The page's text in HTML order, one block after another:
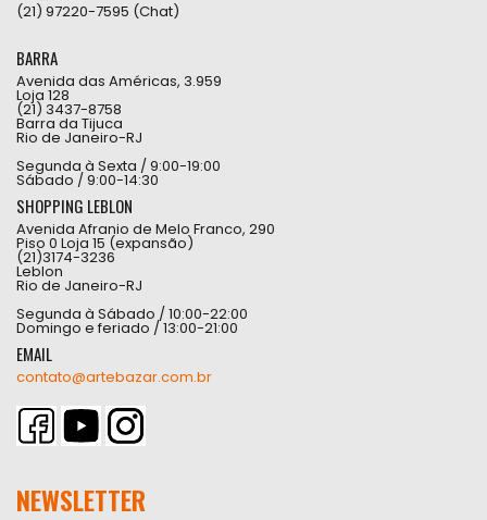
(21) 97220-7595 (Chat)
BARRA
Avenida das Américas, 3.959
Loja 128
(21) 3437-8758
Barra da Tijuca
Rio de Janeiro-RJ
Segunda à Sexta / 9:00-19:00
Sábado / 9:00-14:30
SHOPPING LEBLON
Avenida Afranio de Melo Franco, 290
Piso 0 Loja 15 (expansão)
(21)3174-3236
Leblon
Rio de Janeiro-RJ
Segunda à Sábado / 10:00-22:00
Domingo e feriado / 13:00-21:00
EMAIL
contato@artebazar.com.br
NEWSLETTER